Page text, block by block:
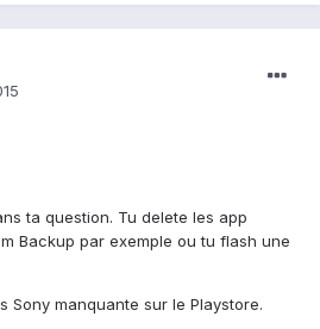
ta question. Tu delete les app
Backup par exemple ou tu flash une
Sony manquante sur le Playstore.